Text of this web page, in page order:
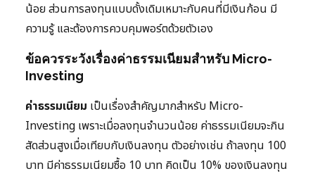
น้อย ส่วนการลงทุนแบบดั้งเดิมเหมาะกับคนที่มีเงินก้อน มี
ความรู้ และต้องการควบคุมพอร์ตด้วยตัวเอง
ข้อควรระวังเรื่องค่าธรรมเนียมสำหรับ Micro-
Investing
ค่าธรรมเนียม เป็นเรื่องสำคัญมากสำหรับ Micro-
Investing เพราะเมื่อลงทุนจำนวนน้อย ค่าธรรมเนียมจะกิน
สัดส่วนสูงเมื่อเทียบกับเงินลงทุน ตัวอย่างเช่น ถ้าลงทุน 100
บาท มีค่าธรรมเนียมซื้อ 10 บาท คิดเป็น 10% ของเงินลงทุน